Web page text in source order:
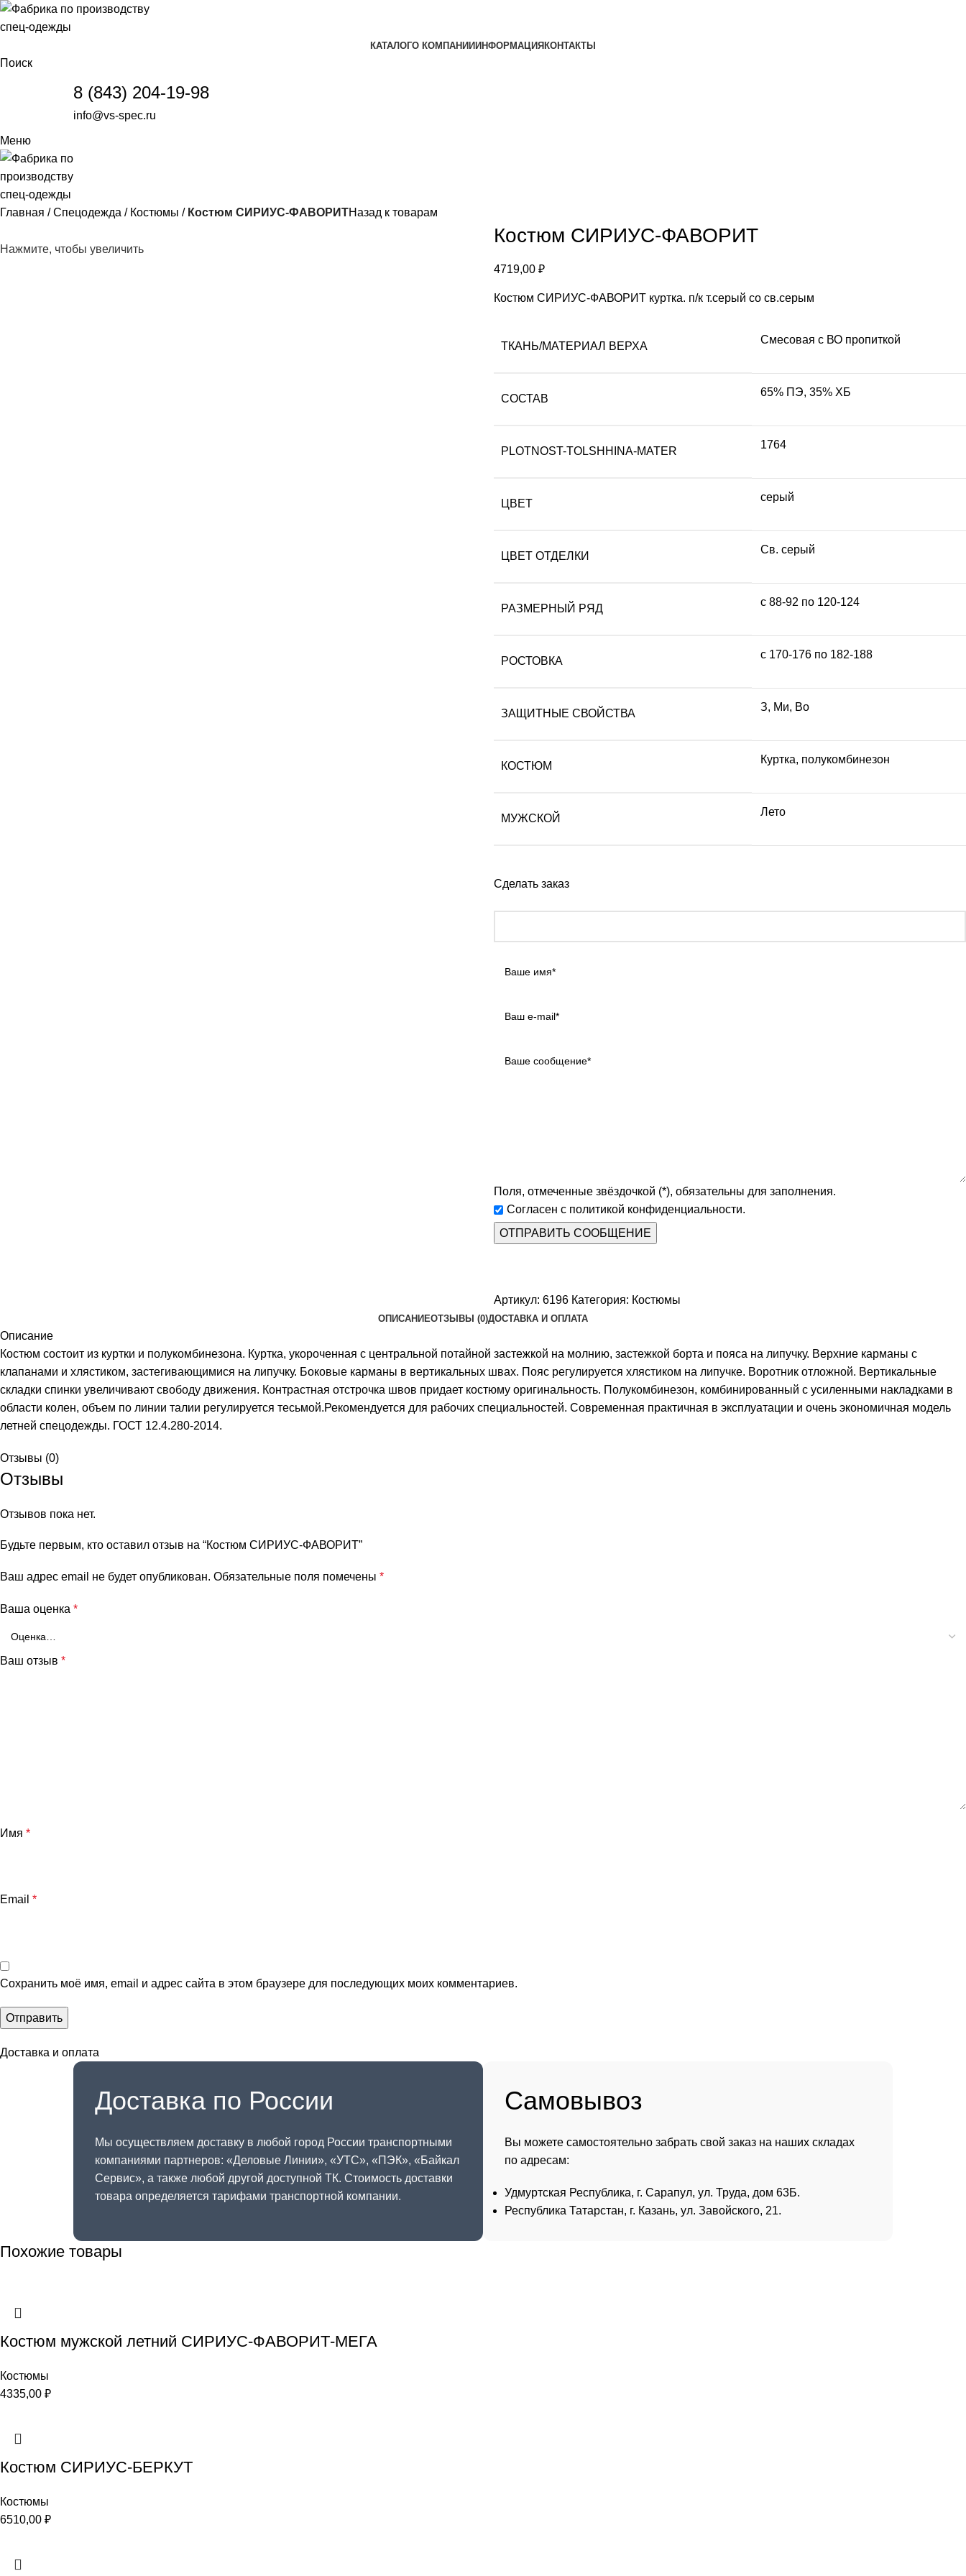
КАТАЛОГО КОМПАНИИ ИНФОРМАЦИЯ КОНТАКТЫ
Поиск
8 (843) 204-19-98
info@vs-spec.ru
Меню
Главная Спецодежда Костюмы Костюм СИРИУС-ФАВОРИТНазад к товарам
Нажмите, чтобы увеличить
Костюм СИРИУС-ФАВОРИТ
4719,00 ₽
Костюм СИРИУС-ФАВОРИТ куртка. п/к т.серый со св.серым
ТКАНЬ/МАТЕРИАЛ ВЕРХА
Смесовая с ВО пропиткой
СОСТАВ
65% ПЭ, 35% ХБ
PLOTNOST-TOLSHHINA-MATER
1764
ЦВЕТ
серый
ЦВЕТ ОТДЕЛКИ
Св. серый
РАЗМЕРНЫЙ РЯД
с 88-92 по 120-124
РОСТОВКА
с 170-176 по 182-188
ЗАЩИТНЫЕ СВОЙСТВА
З, Ми, Во
КОСТЮМ
Куртка, полукомбинезон
МУЖСКОЙ
Лето
Сделать заказ
Поля, отмеченные звёздочкой (*), обязательны для заполнения.
Согласен с политикой конфиденциальности.
Артикул: 6196 Категория: Костюмы
ОПИСАНИЕОТЗЫВЫ (0)ДОСТАВКА И ОПЛАТА
Описание
Костюм состоит из куртки и полукомбинезона. Куртка, укороченная с центральной потайной застежкой на молнию, застежкой борта и пояса на липучку. Верхние карманы с
клапанами и хлястиком, застегивающимися на липучку. Боковые карманы в вертикальных швах. Пояс регулируется хлястиком на липучке. Воротник отложной. Вертикальные
складки спинки увеличивают свободу движения. Контрастная отстрочка швов придает костюму оригинальность. Полукомбинезон, комбинированный с усиленными накладками в
области колен, объем по линии талии регулируется тесьмой.Рекомендуется для рабочих специальностей. Современная практичная в эксплуатации и очень экономичная модель
летней спецодежды. ГОСТ 12.4.280-2014.
Отзывы (0)
Отзывы
Отзывов пока нет.
Будьте первым, кто оставил отзыв на “Костюм СИРИУС-ФАВОРИТ”
Ваш адрес email не будет опубликован. Обязательные поля помечены *
Ваша оценка *
Ваш отзыв *
Имя *
Email *
Сохранить моё имя, email и адрес сайта в этом браузере для последующих моих комментариев.
Доставка и оплата
Доставка по России
Мы осуществляем доставку в любой город России транспортными
компаниями партнеров: «Деловые Линии», «УТС», «ПЭК», «Байкал
Сервис», а также любой другой доступной ТК. Стоимость доставки
товара определяется тарифами транспортной компании.
Самовывоз
Вы можете самостоятельно забрать свой заказ на наших складах
по адресам:
Удмуртская Республика, г. Сарапул, ул. Труда, дом 63Б.
Республика Татарстан, г. Казань, ул. Завойского, 21.
Похожие товары
Костюм мужской летний СИРИУС-ФАВОРИТ-МЕГА
Костюмы
4335,00 ₽
Костюм СИРИУС-БЕРКУТ
Костюмы
6510,00 ₽